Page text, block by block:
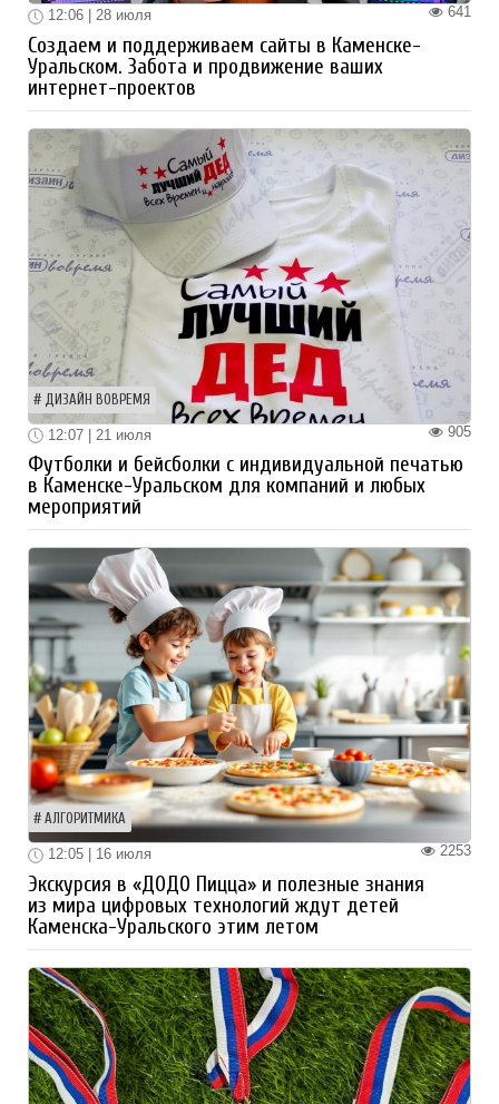
641
12:06 | 28 июля
Создаем и поддерживаем сайты в Каменске-
Уральском. Забота и продвижение ваших
интернет-проектов
ДИЗАЙН ВОВРЕМЯ
905
12:07 | 21 июля
Футболки и бейсболки с индивидуальной печатью
в Каменске-Уральском для компаний и любых
мероприятий
АЛГОРИТМИКА
2253
12:05 | 16 июля
Экскурсия в «ДОДО Пицца» и полезные знания
из мира цифровых технологий ждут детей
Каменска-Уральского этим летом